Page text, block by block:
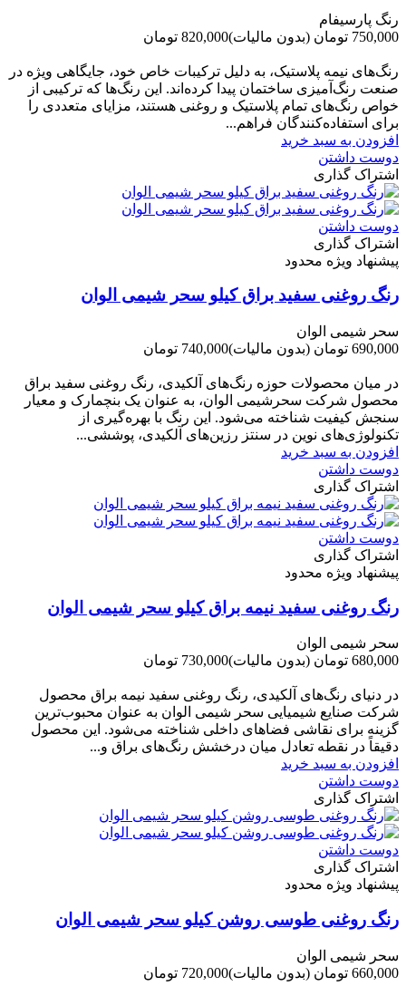
رنگ پارسیفام
750,000 تومان
(بدون مالیات)820,000 تومان
رنگ‌های نیمه پلاستیک، به دلیل ترکیبات خاص خود، جایگاهی ویژه در
صنعت رنگ‌آمیزی ساختمان پیدا کرده‌اند. این رنگ‌ها که ترکیبی از
خواص رنگ‌های تمام پلاستیک و روغنی هستند، مزایای متعددی را
برای استفاده‌کنندگان فراهم...
افزودن به سبد خرید
دوست داشتن
اشتراک گذاری
دوست داشتن
اشتراک گذاری
پیشنهاد ویژه محدود
رنگ روغنی سفید براق کیلو سحر شیمی الوان
سحر شیمی الوان
690,000 تومان
(بدون مالیات)740,000 تومان
در میان محصولات حوزه رنگ‌های آلکیدی، رنگ روغنی سفید براق
محصول شرکت سحرشیمی الوان، به عنوان یک بنچمارک و معیار
سنجش کیفیت شناخته می‌شود. این رنگ با بهره‌گیری از
تکنولوژی‌های نوین در سنتز رزین‌های آلکیدی، پوششی...
افزودن به سبد خرید
دوست داشتن
اشتراک گذاری
دوست داشتن
اشتراک گذاری
پیشنهاد ویژه محدود
رنگ روغنی سفید نیمه براق کیلو سحر شیمی الوان
سحر شیمی الوان
680,000 تومان
(بدون مالیات)730,000 تومان
در دنیای رنگ‌های آلکیدی، رنگ روغنی سفید نیمه براق محصول
شرکت صنایع شیمیایی سحر شیمی الوان به عنوان محبوب‌ترین
گزینه برای نقاشی فضاهای داخلی شناخته می‌شود. این محصول
دقیقاً در نقطه تعادل میان درخشش رنگ‌های براق و...
افزودن به سبد خرید
دوست داشتن
اشتراک گذاری
دوست داشتن
اشتراک گذاری
پیشنهاد ویژه محدود
رنگ روغنی طوسی روشن کیلو سحر شیمی الوان
سحر شیمی الوان
660,000 تومان
(بدون مالیات)720,000 تومان